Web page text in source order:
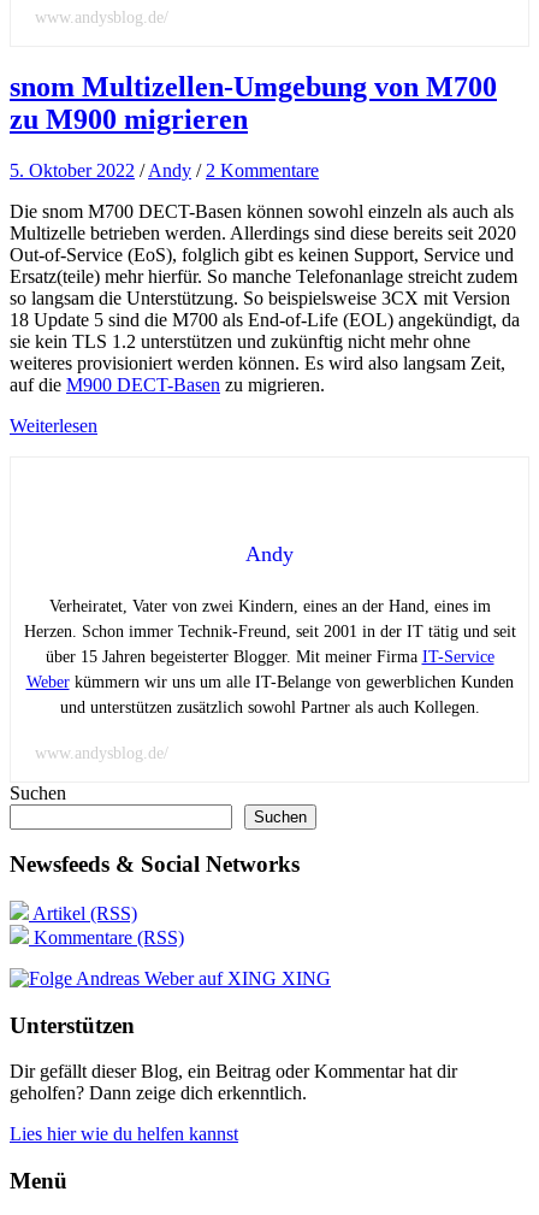
www.andysblog.de/
snom Multizellen-Umgebung von M700
zu M900 migrieren
5. Oktober 2022 /Andy / 2 Kommentare
Die snom M700 DECT-Basen können sowohl einzeln als auch als
Multizelle betrieben werden. Allerdings sind diese bereits seit 2020
Out-of-Service (EoS), folglich gibt es keinen Support, Service und
Ersatz(teile) mehr hierfür. So manche Telefonanlage streicht zudem
so langsam die Unterstützung. So beispielsweise 3CX mit Version
18 Update 5 sind die M700 als End-of-Life (EOL) angekündigt, da
sie kein TLS 1.2 unterstützen und zukünftig nicht mehr ohne
weiteres provisioniert werden können. Es wird also langsam Zeit,
auf die M900 DECT-Basen zu migrieren.
Weiterlesen
Andy
Verheiratet, Vater von zwei Kindern, eines an der Hand, eines im
Herzen. Schon immer Technik-Freund, seit 2001 in der IT tätig und seit
über 15 Jahren begeisterter Blogger. Mit meiner Firma IT-Service
Weberkümmern wir uns um alle IT-Belange von gewerblichen Kunden
und unterstützen zusätzlich sowohl Partner als auch Kollegen.
www.andysblog.de/
Suchen
Suchen
Newsfeeds & Social Networks
Artikel (RSS)
Kommentare (RSS)
XING
Unterstützen
Dir gefällt dieser Blog, ein Beitrag oder Kommentar hat dir
geholfen? Dann zeige dich erkenntlich.
Lies hier wie du helfen kannst
Menü